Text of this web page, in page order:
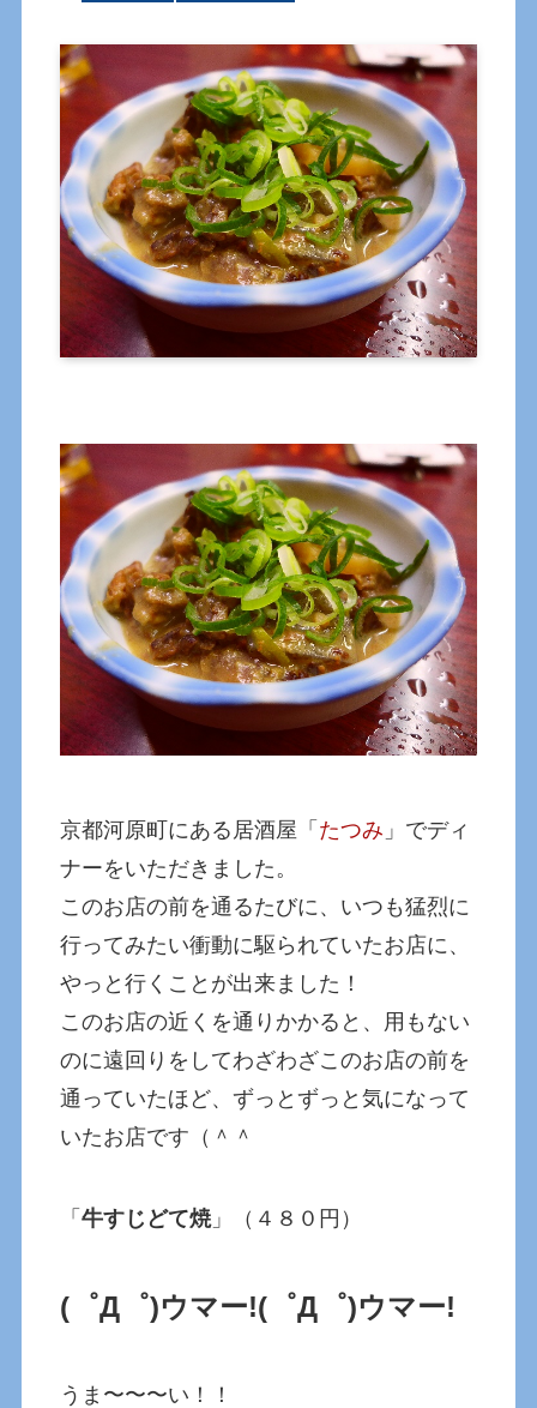
京都河原町にある居酒屋「 たつみ 」でディ
ナーをいただきました。
このお店の前を通るたびに、いつも猛烈に
行ってみたい衝動に駆られていたお店に、
やっと行くことが出来ました！
このお店の近くを通りかかると、用もない
のに遠回りをしてわざわざこのお店の前を
通っていたほど、ずっとずっと気になって
いたお店です（＾＾
「牛すじどて焼」（４８０円）
(゜Д゜)ウマー!(゜Д゜)ウマー!
うま〜〜〜い！！